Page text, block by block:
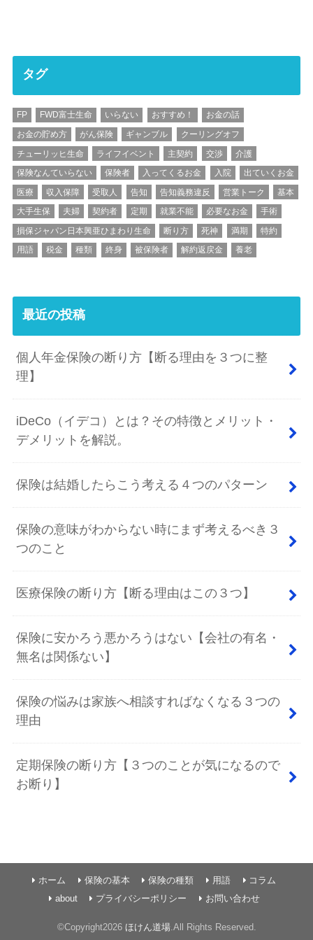
タグ
FP FWD富士生命 いらない おすすめ！
お金の話
お金の貯め方
がん保険 ギャンブル
クーリングオフ
チューリッヒ生命
ライフイベント 主契約 交渉
介護
保険なんていらない
保険者 入ってくるお金 入院
出ていくお金
医療
収入保障 受取人 告知 告知義務違反 営業トーク
基本
大手生保
夫婦 契約者 定期 就業不能 必要なお金
手術
損保ジャパン日本興亜ひまわり生命
断り方 死神 満期
特約
用語
税金 種類 終身 被保険者 解約返戻金 養老
最近の投稿
個人年金保険の断り方【断る理由を３つに整
理】
iDeCo（イデコ）とは？その特徴とメリット・
デメリットを解説。
保険は結婚したらこう考える４つのパターン
保険の意味がわからない時にまず考えるべき３
つのこと
医療保険の断り方【断る理由はこの３つ】
保険に安かろう悪かろうはない【会社の有名・
無名は関係ない】
保険の悩みは家族へ相談すればなくなる３つの
理由
定期保険の断り方【３つのことが気になるので
お断り】
ホーム 保険の基本 保険の種類 用語
コラム
about
プライバシーポリシー お問い合わせ
©Copyright2026 ほけん道場.All Rights Reserved.